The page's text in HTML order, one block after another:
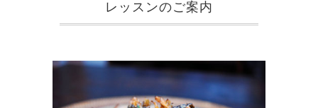
レッスンのご案内